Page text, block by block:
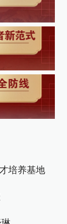
培养基地